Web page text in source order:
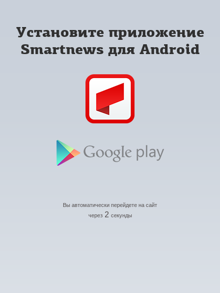
Установите приложение
Smartnews для Android
Вы автоматически перейдете на сайт
через 2 секунды